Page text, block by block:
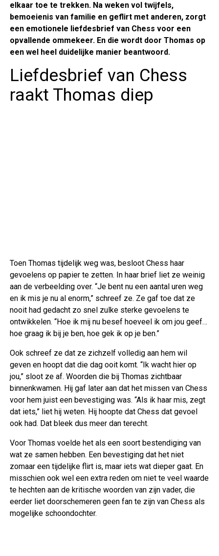
elkaar toe te trekken. Na weken vol twijfels,
bemoeienis van familie en geflirt met anderen, zorgt
een emotionele liefdesbrief van Chess voor een
opvallende ommekeer. En die wordt door Thomas op
een wel heel duidelijke manier beantwoord.
Liefdesbrief van Chess
raakt Thomas diep
Toen Thomas tijdelijk weg was, besloot Chess haar
gevoelens op papier te zetten. In haar brief liet ze weinig
aan de verbeelding over. “Je bent nu een aantal uren weg
en ik mis je nu al enorm,” schreef ze. Ze gaf toe dat ze
nooit had gedacht zo snel zulke sterke gevoelens te
ontwikkelen. “Hoe ik mij nu besef hoeveel ik om jou geef…
hoe graag ik bij je ben, hoe gek ik op je ben.”
Ook schreef ze dat ze zichzelf volledig aan hem wil
geven en hoopt dat die dag ooit komt. “Ik wacht hier op
jou,” sloot ze af. Woorden die bij Thomas zichtbaar
binnenkwamen. Hij gaf later aan dat het missen van Chess
voor hem juist een bevestiging was. “Als ik haar mis, zegt
dat iets,” liet hij weten. Hij hoopte dat Chess dat gevoel
ook had. Dat bleek dus meer dan terecht.
Voor Thomas voelde het als een soort bestendiging van
wat ze samen hebben. Een bevestiging dat het niet
zomaar een tijdelijke flirt is, maar iets wat dieper gaat. En
misschien ook wel een extra reden om niet te veel waarde
te hechten aan de kritische woorden van zijn vader, die
eerder liet doorschemeren geen fan te zijn van Chess als
mogelijke schoondochter.